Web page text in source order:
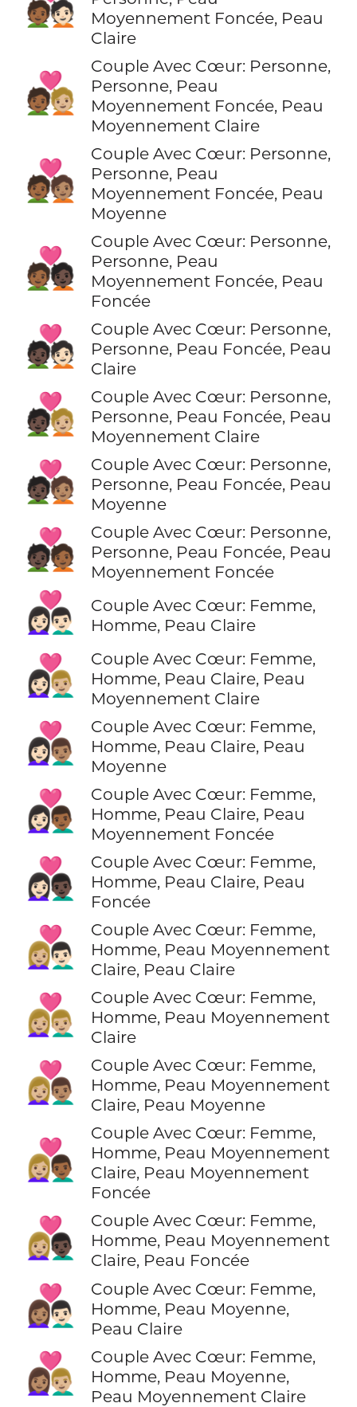
Moyennement Foncée, Peau
Claire
🧑🏾‍❤️‍🧑🏼
Couple Avec Cœur: Personne,
Personne, Peau
Moyennement Foncée, Peau
Moyennement Claire
🧑🏾‍❤️‍🧑🏽
Couple Avec Cœur: Personne,
Personne, Peau
Moyennement Foncée, Peau
Moyenne
🧑🏾‍❤️‍🧑🏿
Couple Avec Cœur: Personne,
Personne, Peau
Moyennement Foncée, Peau
Foncée
🧑🏿‍❤️‍🧑🏻
Couple Avec Cœur: Personne,
Personne, Peau Foncée, Peau
Claire
🧑🏿‍❤️‍🧑🏼
Couple Avec Cœur: Personne,
Personne, Peau Foncée, Peau
Moyennement Claire
🧑🏿‍❤️‍🧑🏽
Couple Avec Cœur: Personne,
Personne, Peau Foncée, Peau
Moyenne
🧑🏿‍❤️‍🧑🏾
Couple Avec Cœur: Personne,
Personne, Peau Foncée, Peau
Moyennement Foncée
👩🏻‍❤️‍👨🏻
Couple Avec Cœur: Femme,
Homme, Peau Claire
👩🏻‍❤️‍👨🏼
Couple Avec Cœur: Femme,
Homme, Peau Claire, Peau
Moyennement Claire
👩🏻‍❤️‍👨🏽
Couple Avec Cœur: Femme,
Homme, Peau Claire, Peau
Moyenne
👩🏻‍❤️‍👨🏾
Couple Avec Cœur: Femme,
Homme, Peau Claire, Peau
Moyennement Foncée
👩🏻‍❤️‍👨🏿
Couple Avec Cœur: Femme,
Homme, Peau Claire, Peau
Foncée
👩🏼‍❤️‍👨🏻
Couple Avec Cœur: Femme,
Homme, Peau Moyennement
Claire, Peau Claire
👩🏼‍❤️‍👨🏼
Couple Avec Cœur: Femme,
Homme, Peau Moyennement
Claire
👩🏼‍❤️‍👨🏽
Couple Avec Cœur: Femme,
Homme, Peau Moyennement
Claire, Peau Moyenne
👩🏼‍❤️‍👨🏾
Couple Avec Cœur: Femme,
Homme, Peau Moyennement
Claire, Peau Moyennement
Foncée
👩🏼‍❤️‍👨🏿
Couple Avec Cœur: Femme,
Homme, Peau Moyennement
Claire, Peau Foncée
👩🏽‍❤️‍👨🏻
Couple Avec Cœur: Femme,
Homme, Peau Moyenne,
Peau Claire
👩🏽‍❤️‍👨🏼
Couple Avec Cœur: Femme,
Homme, Peau Moyenne,
Peau Moyennement Claire